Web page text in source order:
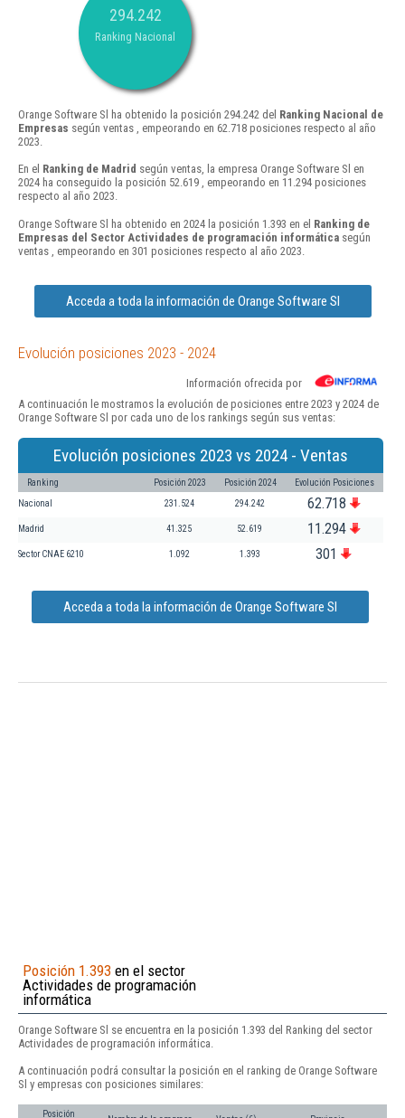
294.242
Ranking Nacional
Orange Software Sl ha obtenido la posición 294.242 del Ranking Nacional de
Empresas según ventas , empeorando en 62.718 posiciones respecto al año
2023.
En el Ranking de Madrid según ventas, la empresa Orange Software Sl en
2024 ha conseguido la posición 52.619 , empeorando en 11.294 posiciones
respecto al año 2023.
Orange Software Sl ha obtenido en 2024 la posición 1.393 en el Ranking de
Empresas del Sector Actividades de programación informática según
ventas , empeorando en 301 posiciones respecto al año 2023.
Acceda a toda la información de Orange Software Sl
Evolución posiciones 2023 - 2024
Información ofrecida por
A continuación le mostramos la evolución de posiciones entre 2023 y 2024 de
Orange Software Sl por cada uno de los rankings según sus ventas:
Evolución posiciones 2023 vs 2024 - Ventas
Ranking Posición 2023 Posición 2024 Evolución Posiciones
Nacional 231.524 294.242 62.718
Madrid 41.325 52.619 11.294
Sector CNAE 6210 1.092 1.393 301
Acceda a toda la información de Orange Software Sl
Posición 1.393 en el sector
Actividades de programación
informática
Orange Software Sl se encuentra en la posición 1.393 del Ranking del sector
Actividades de programación informática.
A continuación podrá consultar la posición en el ranking de Orange Software
Sl y empresas con posiciones similares:
Posición